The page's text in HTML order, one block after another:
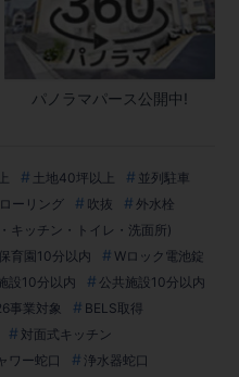
土地40坪以上
並列駐車
ーリング 吹抜
外水栓
キッチン・トイレ・洗面所)
育園10分以内
Wロック電池錠
設10分以内
公共施設10分以内
事業対象
BELS取得
対面式キッチン
ワー蛇口
浄水器蛇口
パノラマパース公開中!